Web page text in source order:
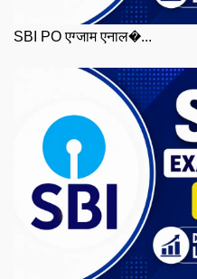
SBI PO एग्जाम एनाल�...